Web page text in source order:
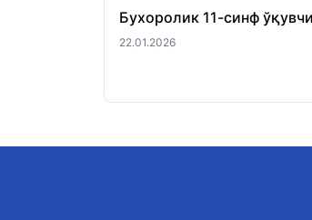
Бухоролик 11-синф
22.01.2026